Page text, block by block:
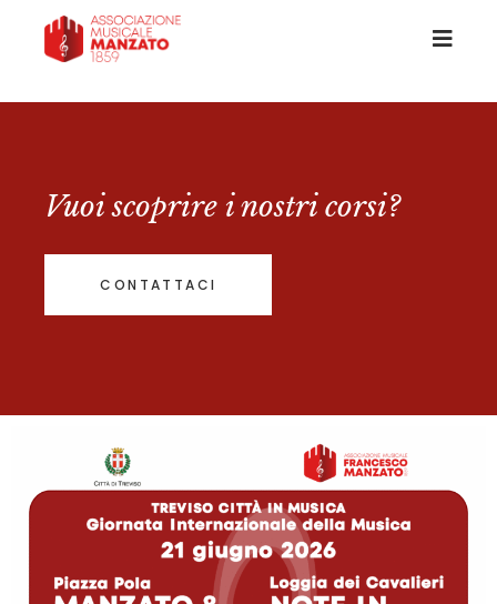
Vuoi scoprire i nostri corsi?
CONTATTACI